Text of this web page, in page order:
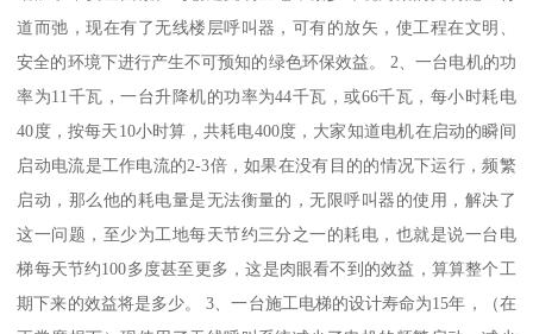
道而弛，现在有了无线楼层呼叫器，可有的放矢，使工程在文明、
安全的环境下进行产生不可预知的绿色环保效益。 2、一台电机的功
率为11千瓦，一台升降机的功率为44千瓦，或66千瓦，每小时耗电
40度，按每天10小时算，共耗电400度，大家知道电机在启动的瞬间
启动电流是工作电流的2-3倍，如果在没有目的的情况下运行，频繁
启动，那么他的耗电量是无法衡量的，无限呼叫器的使用，解决了
这一问题，至少为工地每天节约三分之一的耗电，也就是说一台电
梯每天节约100多度甚至更多，这是肉眼看不到的效益，算算整个工
期下来的效益将是多少。 3、一台施工电梯的设计寿命为15年，（在